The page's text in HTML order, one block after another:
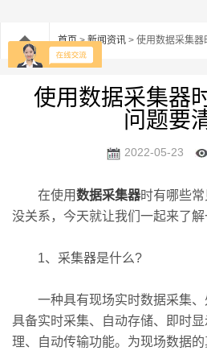
首页>新闻资讯 > 使用数据采集
使用数据采集器
问题要
2022-05-23
在使用数据采集器时有哪些
没关系，今天就让我们一起来了解
1、采集器是什么?
一种具有现场实时数据采集、
具备实时采集、自动存储、即时
理、自动传输功能。为现场数据